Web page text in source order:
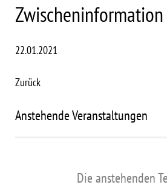
Zwischeninformation
22.01.2021
Zurück
Anstehende Veranstaltungen
Die anstehenden